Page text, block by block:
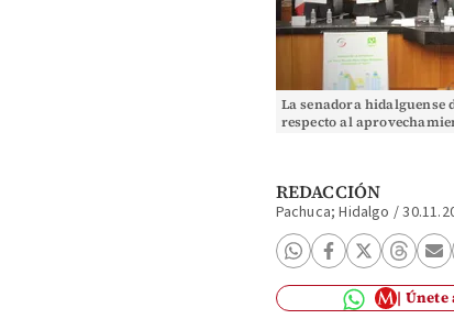
La senadora hidalguense
respecto al
REDACCIÓN
Pachuca; Hidalgo /
Únete